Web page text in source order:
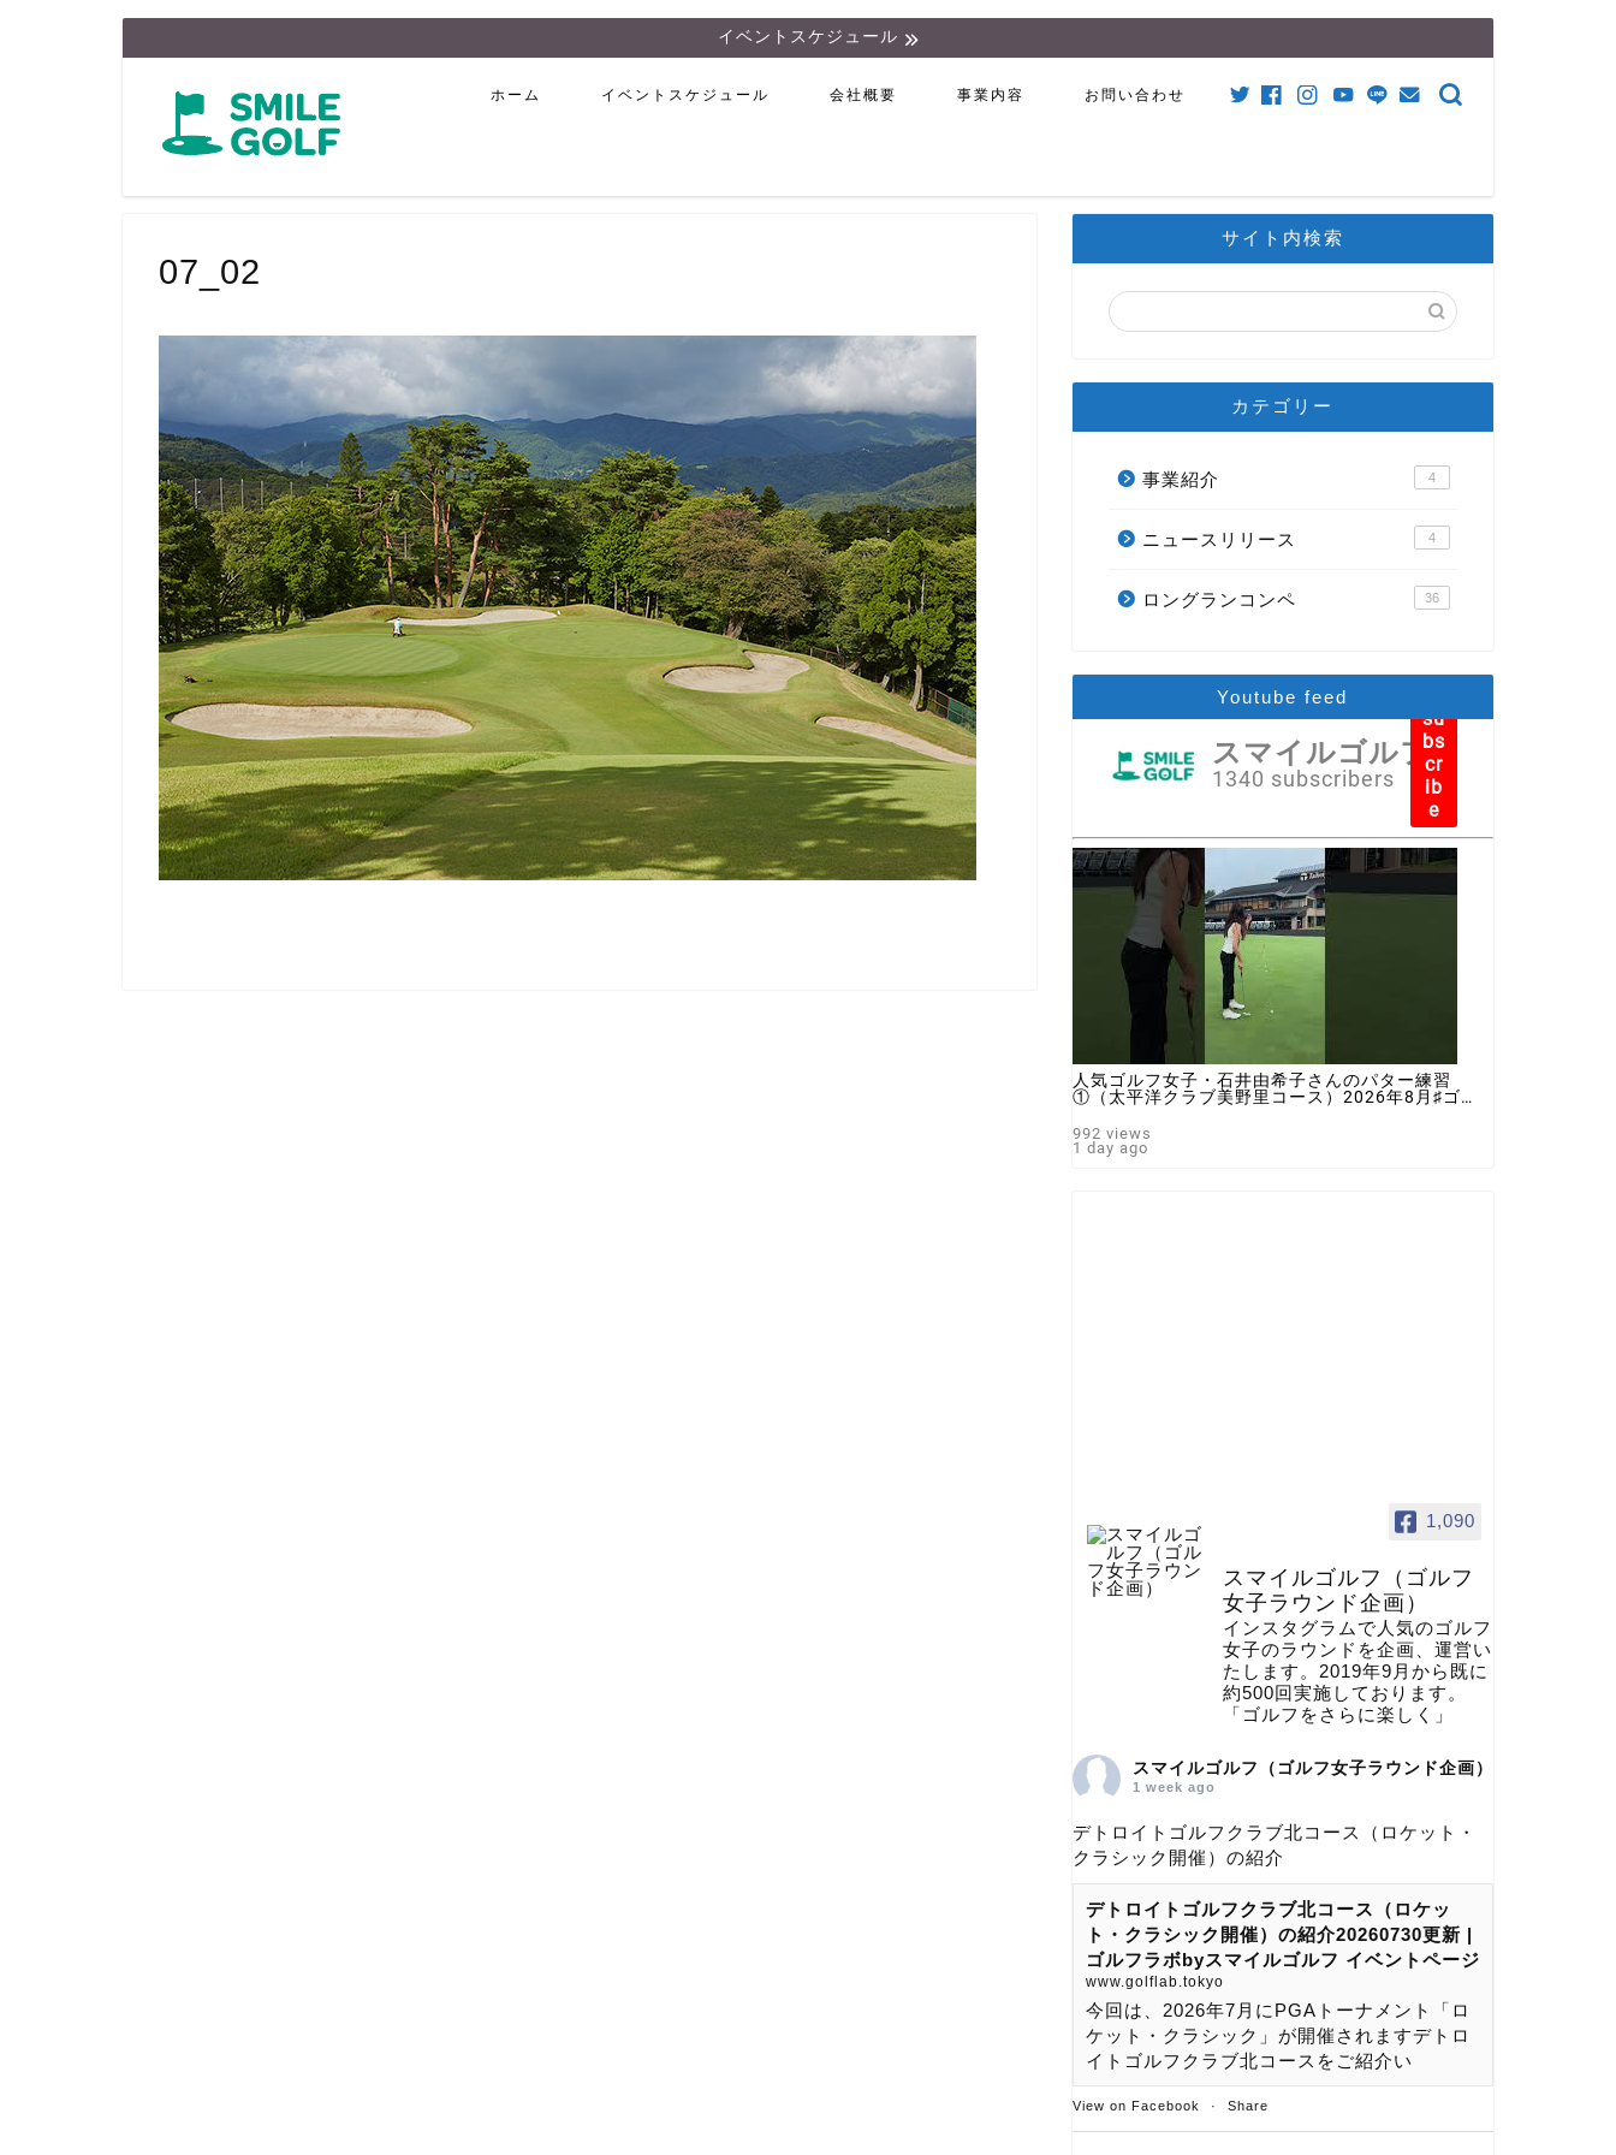
イベントスケジュール
ホーム イベントスケジュール 会社概要 事業内容 お問い合わせ
07_02
サイト内検索
カテゴリー
事業紹介 4
ニュースリリース 4
ロングランコンペ 36
Youtube feed
スマイルゴルフ
1340 subscribers
su
bs
cr
ib
e
人気ゴルフ女子・石井由希子さんのパター練習
①（太平洋クラブ美野里コース）2026年8月♯ゴル
♯スマイルゴルフ
992 views
1 day ago
1,090
スマイルゴルフ（ゴルフ
女子ラウンド企画）
インスタグラムで人気のゴルフ
女子のラウンドを企画、運営い
たします。2019年9月から既に
約500回実施しております。
「ゴルフをさらに楽しく」
スマイルゴルフ（ゴルフ女子ラウンド企画）
1 week ago
デトロイトゴルフクラブ北コース（ロケット・
クラシック開催）の紹介
デトロイトゴルフクラブ北コース（ロケッ
ト・クラシック開催）の紹介20260730更新 |
ゴルフラボbyスマイルゴルフ イベントページ
www.golflab.tokyo
今回は、2026年7月にPGAトーナメント「ロ
ケット・クラシック」が開催されますデトロ
イトゴルフクラブ北コースをご紹介い
View on Facebook · Share